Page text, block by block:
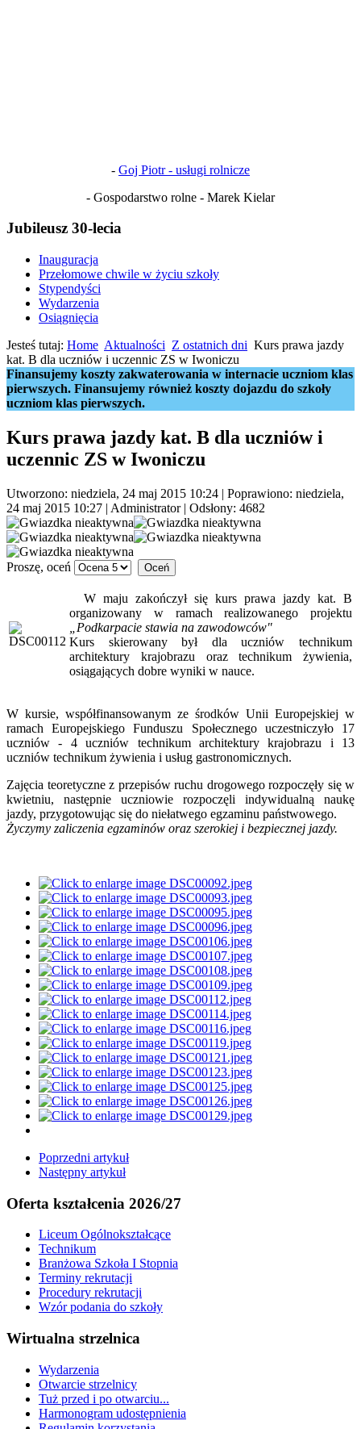
- Goj Piotr - usługi rolnicze
- Gospodarstwo rolne - Marek Kielar
Jubileusz 30-lecia
Inauguracja
Przełomowe chwile w życiu szkoły
Stypendyści
Wydarzenia
Osiągnięcia
Jesteś tutaj: Home Aktualności Z ostatnich dni Kurs prawa jazdy
kat. B dla uczniów i uczennic ZS w Iwoniczu
Finansujemy koszty zakwaterowania w internacie uczniom klas
pierwszych. Finansujemy również koszty dojazdu do szkoły
uczniom klas pierwszych.
Kurs prawa jazdy kat. B dla uczniów i
uczennic ZS w Iwoniczu
Utworzono: niedziela, 24 maj 2015 10:24 | Poprawiono: niedziela,
24 maj 2015 10:27 | Administrator| Odsłony: 4682
Proszę, oceń
W maju zakończył się kurs prawa jazdy kat. B
organizowany w ramach realizowanego projektu
„Podkarpacie stawia na zawodowców"
Kurs skierowany był dla uczniów technikum
architektury krajobrazu oraz technikum żywienia,
osiągających dobre wyniki w nauce.
W kursie, współfinansowanym ze środków Unii Europejskiej w
ramach Europejskiego Funduszu Społecznego uczestniczyło 17
uczniów - 4 uczniów technikum architektury krajobrazu i 13
uczniów technikum żywienia i usług gastronomicznych.
Zajęcia teoretyczne z przepisów ruchu drogowego rozpoczęły się w
kwietniu, następnie uczniowie rozpoczęli indywidualną naukę
jazdy, przygotowując się do niełatwego egzaminu państwowego.
Życzymy zaliczenia egzaminów oraz szerokiej i bezpiecznej jazdy.
Poprzedni artykuł
Następny artykuł
Oferta kształcenia 2026/27
Liceum Ogólnokształcące
Technikum
Branżowa Szkoła I Stopnia
Terminy rekrutacji
Procedury rekrutacji
Wzór podania do szkoły
Wirtualna strzelnica
Wydarzenia
Otwarcie strzelnicy
Tuż przed i po otwarciu...
Harmonogram udostępnienia